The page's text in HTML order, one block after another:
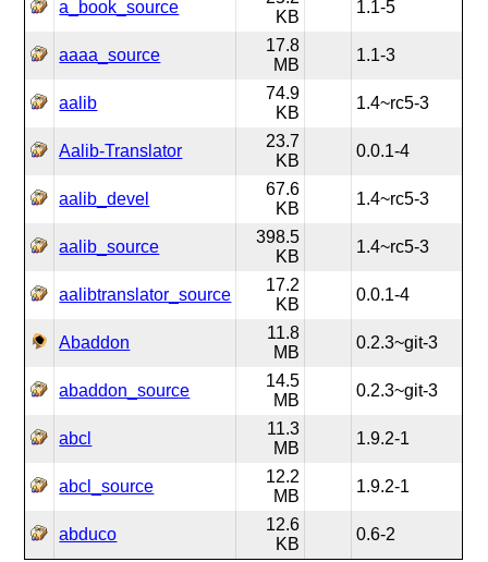
a_book_source
KB
1.1-5
aaaa_source
17.8
MB
1.1-3
aalib
74.9
KB
1.4~rc5-3
Aalib-Translator
23.7
KB
0.0.1-4
aalib_devel
67.6
KB
1.4~rc5-3
aalib_source
398.5
KB
1.4~rc5-3
aalibtranslator_source
17.2
KB
0.0.1-4
Abaddon
11.8
MB
0.2.3~git-3
abaddon_source
14.5
MB
0.2.3~git-3
abcl
11.3
MB
1.9.2-1
abcl_source
12.2
MB
1.9.2-1
abduco
12.6
KB
0.6-2